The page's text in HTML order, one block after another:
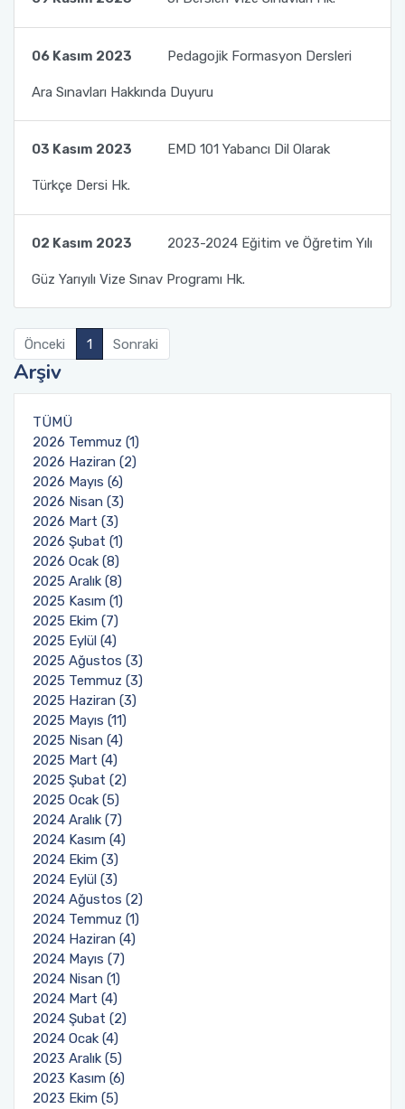
06 Kasım 2023 Pedagojik Formasyon Dersleri
Ara Sınavları Hakkında Duyuru
03 Kasım 2023 EMD 101 Yabancı Dil Olarak
Türkçe Dersi Hk.
02 Kasım 2023 2023-2024 Eğitim ve Öğretim Yılı
Güz Yarıyılı Vize Sınav Programı Hk.
Önceki 1 Sonraki
Arşiv
TÜMÜ
2026 Temmuz (1)
2026 Haziran (2)
2026 Mayıs (6)
2026 Nisan (3)
2026 Mart (3)
2026 Şubat (1)
2026 Ocak (8)
2025 Aralık (8)
2025 Kasım (1)
2025 Ekim (7)
2025 Eylül (4)
2025 Ağustos (3)
2025 Temmuz (3)
2025 Haziran (3)
2025 Mayıs (11)
2025 Nisan (4)
2025 Mart (4)
2025 Şubat (2)
2025 Ocak (5)
2024 Aralık (7)
2024 Kasım (4)
2024 Ekim (3)
2024 Eylül (3)
2024 Ağustos (2)
2024 Temmuz (1)
2024 Haziran (4)
2024 Mayıs (7)
2024 Nisan (1)
2024 Mart (4)
2024 Şubat (2)
2024 Ocak (4)
2023 Aralık (5)
2023 Kasım (6)
2023 Ekim (5)